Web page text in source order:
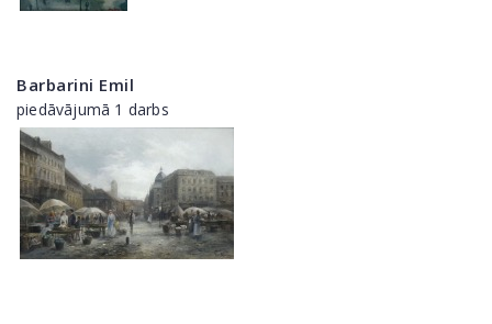
Barbarini Emil
piedāvājumā 1 darbs